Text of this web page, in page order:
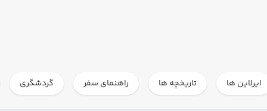
ایرلاین ها تاریخچه ها راهنمای سفر گردشگری